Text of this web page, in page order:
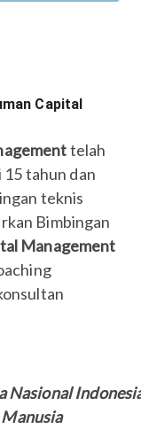
Capital
telah
tahun dan
teknis
Bimbingan
Management
Nasional
Manusia